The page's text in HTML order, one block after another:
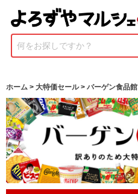
何をお探しですか？
ホーム > 大特価セール> バーゲン食品館